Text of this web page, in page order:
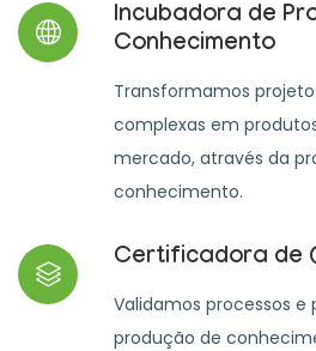
Incubadora de
Conhecimento
Transformamos
complexas em
mercado, através da
conhecimento.
Certificadora de
Validamos processos e
produção de